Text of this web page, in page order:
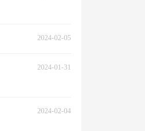
2024-02-05
2024-01-31
2024-02-04